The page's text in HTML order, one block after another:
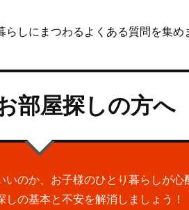
しにまつわるよくある質問を集め
部屋探しの方へ
のか、お子様のひとり暮らしが心
しの基本と不安を解消しましょう！